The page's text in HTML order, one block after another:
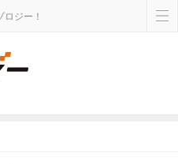
ジー！